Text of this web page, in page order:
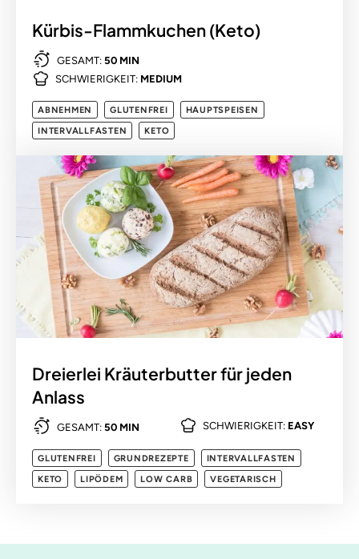
Kürbis-Flammkuchen (Keto)
GESAMT: 50 MIN
SCHWIERIGKEIT: MEDIUM
ABNEHMEN GLUTENFREI
HAUPTSPEISEN
INTERVALLFASTEN
KETO
Dreierlei Kräuterbutter für jeden
Anlass
GESAMT: 50 MIN SCHWIERIGKEIT: EASY
GLUTENFREI GRUNDREZEPTE
INTERVALLFASTEN
KETO
LIPÖDEM LOW CARB VEGETARISCH